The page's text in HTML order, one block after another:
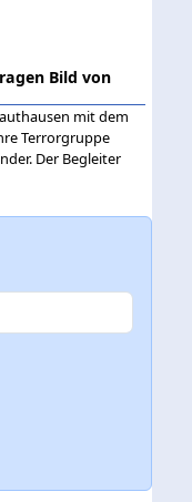
Bild von
mit dem
Terrorgruppe
Der Begleiter